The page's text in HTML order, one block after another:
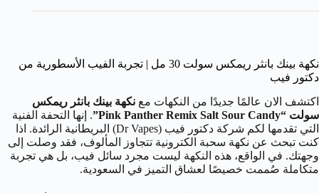
نكهة بينك بانثر ريمكس سولت 30 مل | تجربة الفيب الأسطورية من
دكتور فيب
اكتشف الان عالمًا جديدًا من النكهات مع نكهة بينك بانثر ريمكس
سولت “Pink Panther Remix Salt Sour Candy”
. إنها التحفة الفنية
التي تقدمها لكم شركة دكتور فيب (Dr Vapes) البريطانية الرائدة. اذا
كنت تبحث عن نكهة سحبة الكترونية تتجاوز المألوف، فقد وصلت إلى
وجهتك. في الواقع، هذه النكهة ليست مجرد سائل فيب، بل هي تجربة
متكاملة صُممت خصيصًا لعشاق التميز في السعودية.